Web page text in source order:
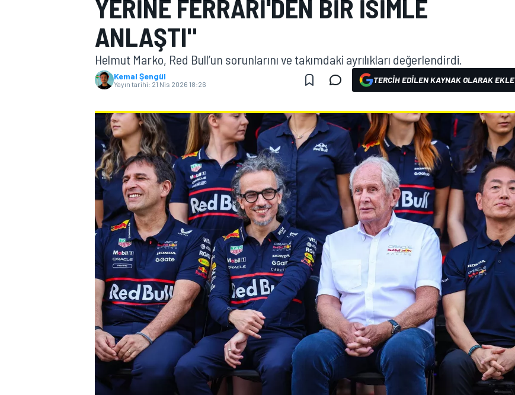
MOTOGP
WORLD SUPERBIKE
YERINE FERRARI'DEN BIR ISIMLE
ANLAŞTI"
Helmut Marko, Red Bull’un sorunlarını ve takımdaki ayrılıkları değerlendirdi.
Kemal Şengül
Yayın tarihi: 21 Nis 2026 18:26 TERCIH EDILEN KAYNAK OLARAK EKLE